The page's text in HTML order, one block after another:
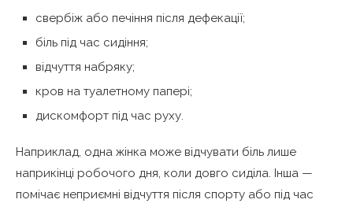
свербіж або печіння після дефекації;
біль під час сидіння;
відчуття набряку;
кров на туалетному папері;
дискомфорт під час руху.
Наприклад, одна жінка може відчувати біль лише
наприкінці робочого дня, коли довго сиділа. Інша —
помічає неприємні відчуття після спорту або під час